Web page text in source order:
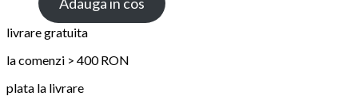
livrare gratuita
la comenzi > 400 RON
plata la livrare